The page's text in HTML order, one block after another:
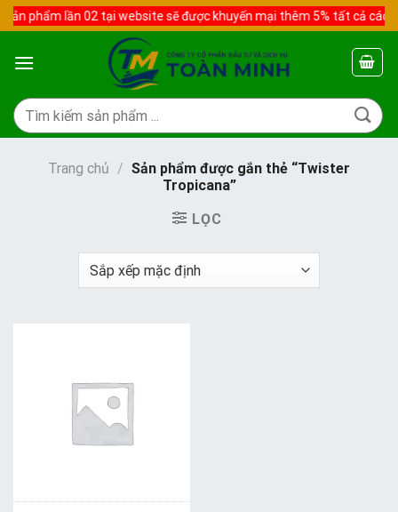
Skip
to
content
phẩm lần 02 tại website sẽ được khuyến mại thêm 5% tất cả các
Tìm
kiếm:
Trang chủ / Sản phẩm được gắn thẻ “Twister
Tropicana”
LỌC